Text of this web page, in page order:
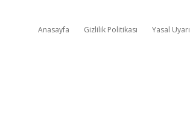
Anasayfa Gizlilik Politikası Yasal Uyarı